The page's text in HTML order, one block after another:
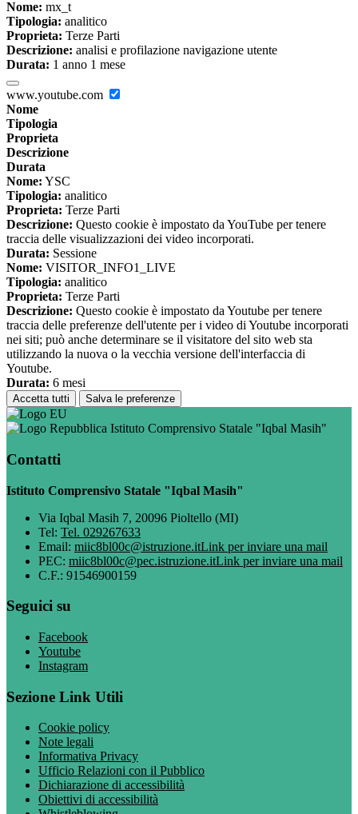
Nome: mx_t
Tipologia: analitico
Proprieta: Terze Parti
Descrizione: analisi e profilazione navigazione utente
Durata: 1 anno 1 mese
www.youtube.com
Nome
Tipologia
Proprieta
Descrizione
Durata
Nome: YSC
Tipologia: analitico
Proprieta: Terze Parti
Descrizione: Questo cookie è impostato da YouTube per tenere
traccia delle visualizzazioni dei video incorporati.
Durata: Sessione
Nome: VISITOR_INFO1_LIVE
Tipologia: analitico
Proprieta: Terze Parti
Descrizione: Questo cookie è impostato da Youtube per tenere
traccia delle preferenze dell'utente per i video di Youtube incorporati
nei siti; può anche determinare se il visitatore del sito web sta
utilizzando la nuova o la vecchia versione dell'interfaccia di
Youtube.
Durata: 6 mesi
Accetta tutti Salva le preferenze
Istituto Comprensivo Statale "Iqbal Masih"
Contatti
Istituto Comprensivo Statale "Iqbal Masih"
Via Iqbal Masih 7, 20096 Pioltello (MI)
Tel: Tel. 029267633
Email: miic8bl00c@istruzione.itLink per inviare una mail
PEC: miic8bl00c@pec.istruzione.itLink per inviare una mail
C.F.: 91546900159
Seguici su
Facebook
Youtube
Instagram
Sezione Link Utili
Cookie policy
Note legali
Informativa Privacy
Ufficio Relazioni con il Pubblico
Dichiarazione di accessibilità
Obiettivi di accessibilità